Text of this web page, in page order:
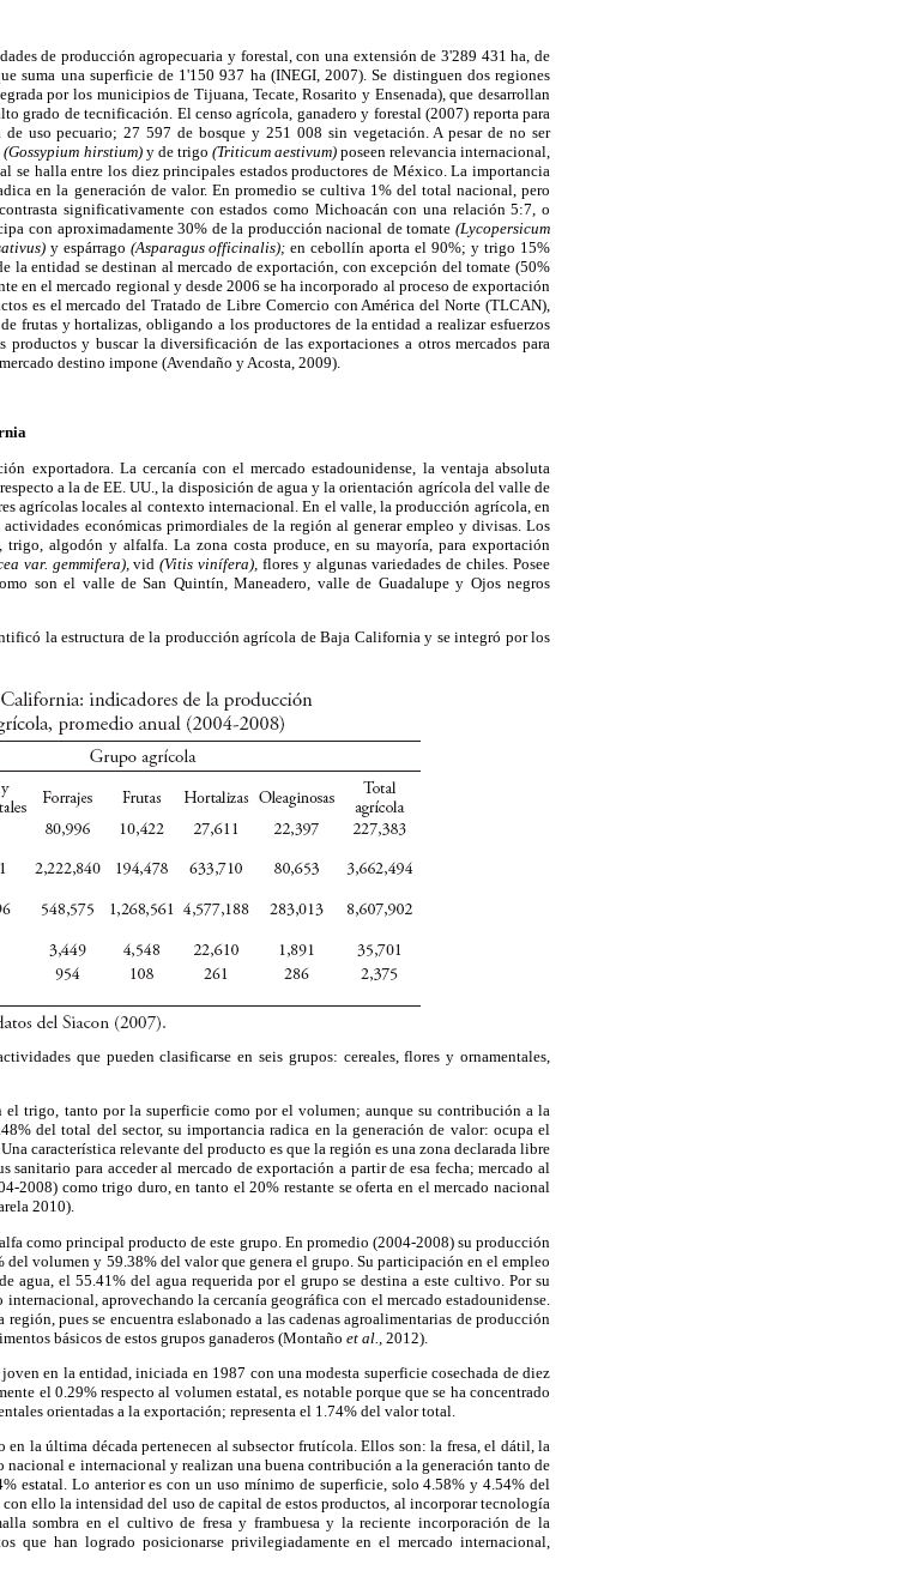
de producción agropecuaria y forestal, con una extensión de 3'289 431 ha, de
suma una superficie de 1'150 937 ha (INEGI, 2007). Se distinguen dos regiones
por los municipios de Tijuana, Tecate, Rosarito y Ensenada), que desarrollan
grado de tecnificación. El censo agrícola, ganadero y forestal (2007) reporta para
uso pecuario; 27 597 de bosque y 251 008 sin vegetación. A pesar de no ser
(Gossypium hirstium)y de trigo (Triticum aestivum)poseen relevancia internacional,
se halla entre los diez principales estados productores de México. La importancia
en la generación de valor. En promedio se cultiva 1% del total nacional, pero
significativamente con estados como Michoacán con una relación 5:7, o
con aproximadamente 30% de la producción nacional de tomate (Lycopersicum
y espárrago (Asparagus officinalis); en cebollín aporta el 90%; y trigo 15%
la entidad se destinan al mercado de exportación, con excepción del tomate (50%
en el mercado regional y desde 2006 se ha incorporado al proceso de exportación
es el mercado del Tratado de Libre Comercio con América del Norte (TLCAN),
frutas y hortalizas, obligando a los productores de la entidad a realizar esfuerzos
y buscar la diversificación de las exportaciones a otros mercados para
destino impone (Avendaño y Acosta, 2009).
exportadora. La cercanía con el mercado estadounidense, la ventaja absoluta
a la de EE. UU., la disposición de agua y la orientación agrícola del valle de
agrícolas locales al contexto internacional. En el valle, la producción agrícola, en
económicas primordiales de la región al generar empleo y divisas. Los
algodón y alfalfa. La zona costa produce, en su mayoría, para exportación
var. gemmifera), vid(Vitis vinífera), flores y algunas variedades de chiles. Posee
son el valle de San Quintín, Maneadero, valle de Guadalupe y Ojos negros
la estructura de la producción agrícola de Baja California y se integró por los
que pueden clasificarse en seis grupos: cereales, flores y ornamentales,
el trigo, tanto por la superficie como por el volumen; aunque su contribución a la
del total del sector, su importancia radica en la generación de valor: ocupa el
característica relevante del producto es que la región es una zona declarada libre
sanitario para acceder al mercado de exportación a partir de esa fecha; mercado al
2008) como trigo duro, en tanto el 20% restante se oferta en el mercado nacional
2010).
como principal producto de este grupo. En promedio (2004-2008) su producción
volumen y 59.38% del valor que genera el grupo. Su participación en el empleo
agua, el 55.41% del agua requerida por el grupo se destina a este cultivo. Por su
aprovechando la cercanía geográfica con el mercado estadounidense.
pues se encuentra eslabonado a las cadenas agroalimentarias de producción
básicos de estos grupos ganaderos (Montaño et al., 2012).
en la entidad, iniciada en 1987 con una modesta superficie cosechada de diez
el 0.29% respecto al volumen estatal, es notable porque que se ha concentrado
orientadas a la exportación; representa el 1.74% del valor total.
la última década pertenecen al subsector frutícola. Ellos son: la fresa, el dátil, la
nacional e internacional y realizan una buena contribución a la generación tanto de
estatal. Lo anterior es con un uso mínimo de superficie, solo 4.58% y 4.54% del
ello la intensidad del uso de capital de estos productos, al incorporar tecnología
sombra en el cultivo de fresa y frambuesa y la reciente incorporación de la
que han logrado posicionarse privilegiadamente en el mercado internacional,